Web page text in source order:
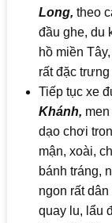
Long, theo
đầu ghe, du
hồ miền
rất đặc
Tiếp tục xe
Khánh,
dạo chơi
mận, xoài,
bánh tráng,
ngon rất
quay lu, lẩu